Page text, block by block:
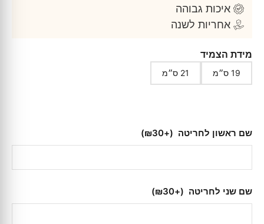
איכות גבוהה
אחריות לשנה
מידת הצמיד
19 ס״מ 21 ס״מ
שם ראשון לחריטה (+₪30)
שם שני לחריטה (+₪30)